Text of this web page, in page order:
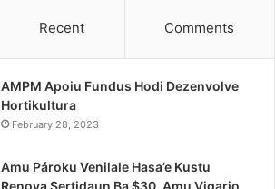
Recent Comments
AMPM Apoiu Fundus Hodi Dezenvolve
Hortikultura
February 28, 2023
Amu Pároku Venilale Hasa’e Kustu
Renova Sertidaun Ba $30, Amu Vigario